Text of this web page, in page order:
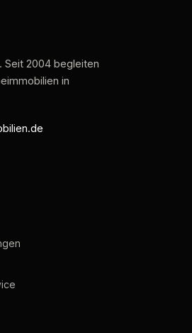
. Seit 2004 begleiten
in